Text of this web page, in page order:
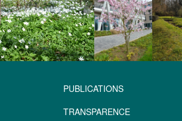
PUBLICATIONS
TRANSPARENCE